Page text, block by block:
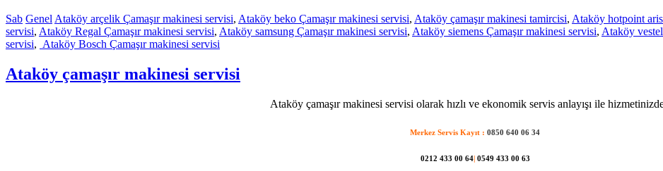
Sab Genel Ataköy arçelik Çamaşır makinesi servisi, Ataköy beko Çamaşır makinesi servisi, Ataköy çamaşır makinesi tamircisi, Ataköy hotpoint
servisi, Ataköy Regal Çamaşır makinesi servisi, Ataköy samsung Çamaşır makinesi servisi, Ataköy siemens Çamaşır makinesi servisi, Ataköy
servisi, Ataköy Bosch Çamaşır makinesi servisi
Ataköy çamaşır makinesi servisi
Ataköy çamaşır makinesi servisi olarak hızlı ve ekonomik servis anlayışı ile
Merkez Servis Kayıt : 0850 640 06 34
0212 433 00 64|0549 433 00 63